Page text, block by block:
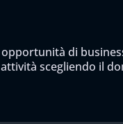
di
scegliendo il